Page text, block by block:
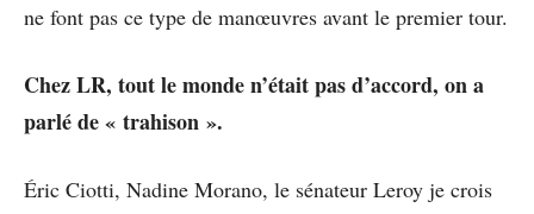
ne font pas ce type de manœuvres avant le premier tour.
Chez LR, tout le monde n’était pas d’accord, on a
parlé de « trahison ».
Éric Ciotti, Nadine Morano, le sénateur Leroy je crois